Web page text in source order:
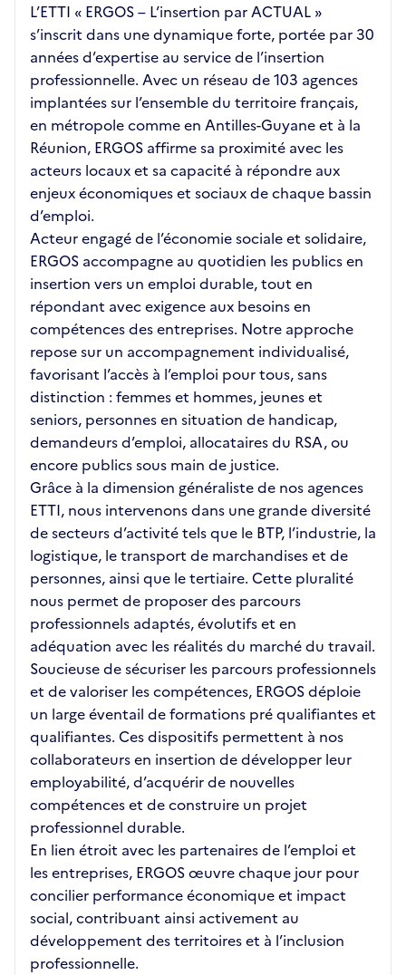
L’ETTI « ERGOS – L’insertion par ACTUAL »
s’inscrit dans une dynamique forte, portée par 30
années d’expertise au service de l’insertion
professionnelle. Avec un réseau de 103 agences
implantées sur l’ensemble du territoire français,
en métropole comme en Antilles-Guyane et à la
Réunion, ERGOS affirme sa proximité avec les
acteurs locaux et sa capacité à répondre aux
enjeux économiques et sociaux de chaque bassin
d’emploi.
Acteur engagé de l’économie sociale et solidaire,
ERGOS accompagne au quotidien les publics en
insertion vers un emploi durable, tout en
répondant avec exigence aux besoins en
compétences des entreprises. Notre approche
repose sur un accompagnement individualisé,
favorisant l’accès à l’emploi pour tous, sans
distinction : femmes et hommes, jeunes et
seniors, personnes en situation de handicap,
demandeurs d’emploi, allocataires du RSA, ou
encore publics sous main de justice.
Grâce à la dimension généraliste de nos agences
ETTI, nous intervenons dans une grande diversité
de secteurs d’activité tels que le BTP, l’industrie, la
logistique, le transport de marchandises et de
personnes, ainsi que le tertiaire. Cette pluralité
nous permet de proposer des parcours
professionnels adaptés, évolutifs et en
adéquation avec les réalités du marché du travail.
Soucieuse de sécuriser les parcours professionnels
et de valoriser les compétences, ERGOS déploie
un large éventail de formations pré qualifiantes et
qualifiantes. Ces dispositifs permettent à nos
collaborateurs en insertion de développer leur
employabilité, d’acquérir de nouvelles
compétences et de construire un projet
professionnel durable.
En lien étroit avec les partenaires de l’emploi et
les entreprises, ERGOS œuvre chaque jour pour
concilier performance économique et impact
social, contribuant ainsi activement au
développement des territoires et à l’inclusion
professionnelle.